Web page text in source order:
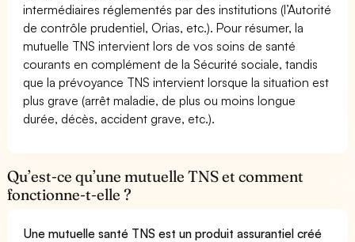
intermédiaires réglementés par des institutions (l’Autorité
de contrôle prudentiel, Orias, etc.). Pour résumer, la
mutuelle TNS intervient lors de vos soins de santé
courants en complément de la Sécurité sociale, tandis
que la prévoyance TNS intervient lorsque la situation est
plus grave (arrêt maladie, de plus ou moins longue
durée, décès, accident grave, etc.).
Qu’est-ce qu’une mutuelle TNS et comment
fonctionne-t-elle ?
Une mutuelle santé TNS est un produit assurantiel créé